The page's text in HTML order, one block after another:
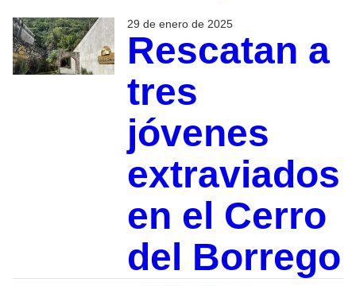
29 de enero de 2025
Rescatan a
tres
jóvenes
extraviados
en el Cerro
del Borrego